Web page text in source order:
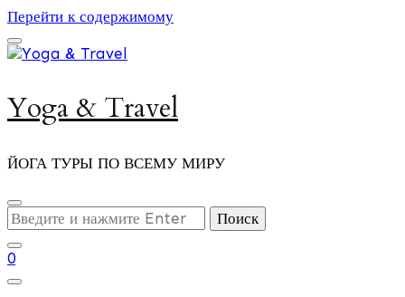
Перейти к содержимому
Yoga & Travel
ЙОГА ТУРЫ ПО ВСЕМУ МИРУ
Ищите
что-
то?
0